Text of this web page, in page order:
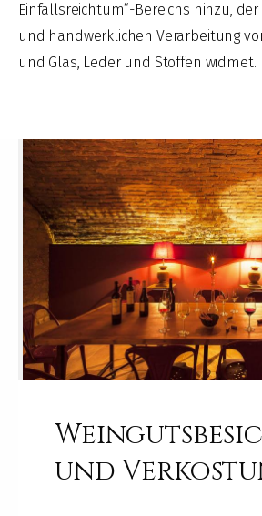
Einfallsreichtum“-Bereichs hinzu,
und handwerklichen Verarbeitung
und Glas, Leder und Stoffen widmet.
und